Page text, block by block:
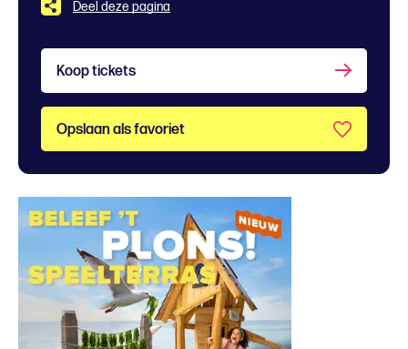
Deel deze pagina
Koop tickets
Opslaan als favoriet